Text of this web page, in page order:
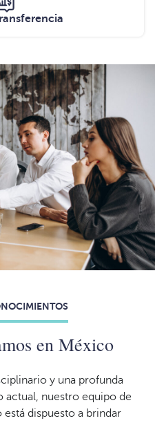
en México
y una profunda
actual, nuestro equipo de
dispuesto a brindar